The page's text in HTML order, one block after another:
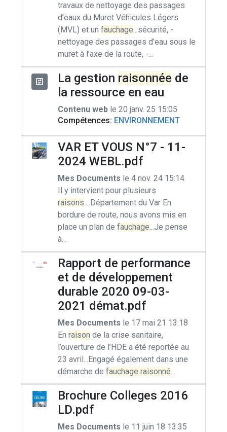
travaux de nettoyage des passages
d’eaux du Muret Véhicules Légers
(MVL) et un fauchage...sécurité, -
nettoyage des passages d’eau sous le
muret à l’axe de la route, -...
La gestion raisonnée de
la ressource en eau
Contenu web le 20 janv. 25 15:05
Compétences: ENVIRONNEMENT
VAR ET VOUS N°7 - 11-
2024 WEBL.pdf
Mes Documents le 4 nov. 24 15:14
Il y intervient pour plusieurs
raisons....Département du Var En
bordure de route, nous avons mis en
place un plan de fauchage...Je pense
à...
Rapport de performance
et de développement
durable 2020 09-03-
2021 démat.pdf
Mes Documents le 17 mai 21 13:18
En raison de la crise sanitaire,
l’ouverture de l’HDE a été reportée au
23 avril...Engagé également dans une
démarche de fauchage raisonné...
Brochure Colleges 2016
LD.pdf
Mes Documents le 11 juin 18 13:35